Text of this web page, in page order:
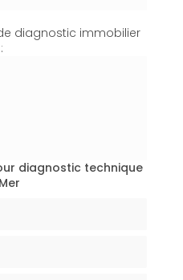
de diagnostic immobilier
diagnostic technique